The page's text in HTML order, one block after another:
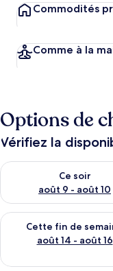
Commodités
Comme à la
Options de
Vérifiez la
Ce soir
août 9 - août 10
Vérifier la disponibilité
Cette fin de
août 14 - août 16
Vérifier la